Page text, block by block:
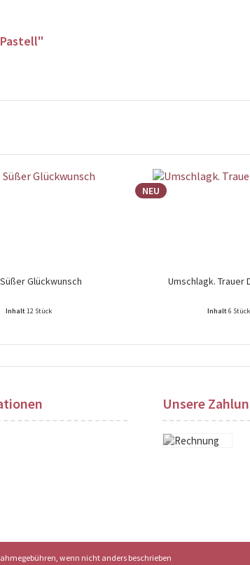
Glückwunsch
Inhalt12 Stück
Login sichtbar!
NEU
Umschlagk. Trauer
Inhalt6 Stück
Preise nach
Unsere
wenn nicht anders beschrieben